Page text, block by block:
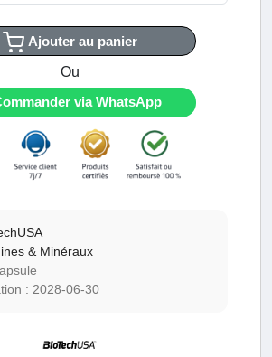
Ajouter au panier
Ou
via WhatsApp
& Minéraux
capsule
: 2028-06-30